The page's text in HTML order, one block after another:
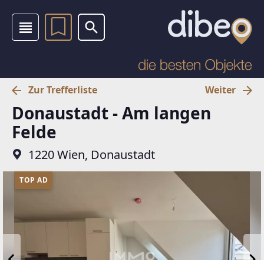
Zur Trefferliste Weiter
Donaustadt - Am langen
Felde
1220 Wien, Donaustadt
TOP AD